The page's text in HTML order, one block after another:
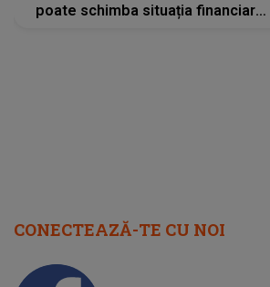
poate schimba situația financiară
CONECTEAZĂ-TE CU NOI